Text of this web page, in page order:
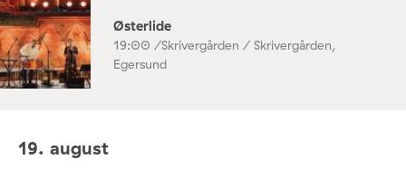
Østerlide
19:00 /Skrivergården / Skrivergården,
Egersund
19. august